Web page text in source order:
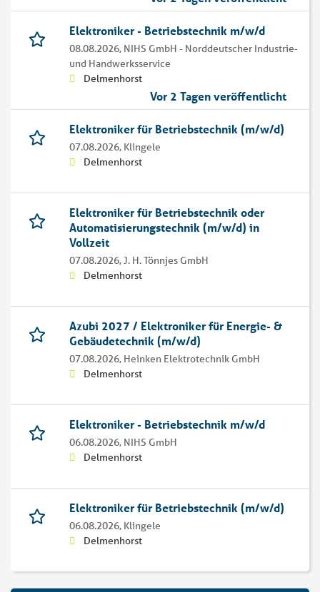
Elektroniker - Betriebstechnik m/w/d
08.08.2026, NIHS GmbH - Norddeutscher Industrie-
und Handwerksservice
Delmenhorst
Vor 2 Tagen veröffentlicht
Elektroniker für Betriebstechnik (m/w/d)
07.08.2026, Klingele
Delmenhorst
Elektroniker für Betriebstechnik oder
Automatisierungstechnik (m/w/d) in
Vollzeit
07.08.2026,J. H. Tönnjes GmbH
Delmenhorst
Azubi 2027 / Elektroniker für Energie- &
Gebäudetechnik (m/w/d)
07.08.2026, Heinken Elektrotechnik GmbH
Delmenhorst
Elektroniker - Betriebstechnik m/w/d
06.08.2026, NIHS GmbH
Delmenhorst
Elektroniker für Betriebstechnik (m/w/d)
06.08.2026, Klingele
Delmenhorst